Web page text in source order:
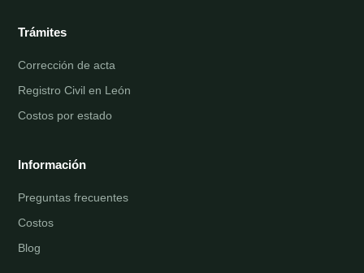
Trámites
Corrección de acta
Registro Civil en León
Costos por estado
Información
Preguntas frecuentes
Costos
Blog